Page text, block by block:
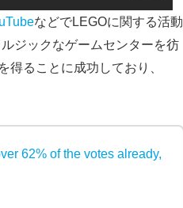
などでLEGOに関する活動
ジックなゲームセンターを彷
得ることに成功しており、
62% of the votes already,